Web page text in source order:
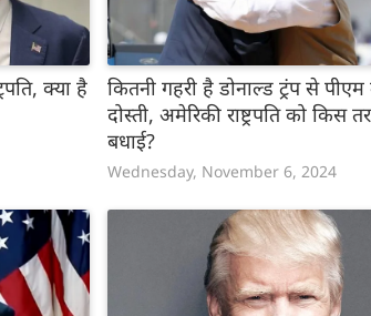
क्या है
कितनी गहरी है डोनाल्ड ट्रंप से पीएम
दोस्ती, अमेरिकी राष्ट्रपति को किस
बधाई?
Wednesday, November 6, 2024